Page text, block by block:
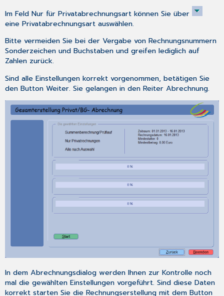
Im FeldNur für Privatabrechnungsart können Sie über
eine Privatabrechnungsart auswählen.
Bitte vermeiden Sie bei der Vergabe von Rechnungsnummern
Sonderzeichen und Buchstaben und greifen lediglich auf
Zahlen zurück.
Sind alle Einstellungen korrekt vorgenommen, betätigen Sie
den ButtonWeiter. Sie gelangen in den ReiterAbrechnung.
In dem Abrechnungsdialog werden Ihnen zur Kontrolle noch
mal diegewählten Einstellungen vorgeführt. Sind diese Daten
korrekt starten Sie die Rechnungserstellung mit dem Button